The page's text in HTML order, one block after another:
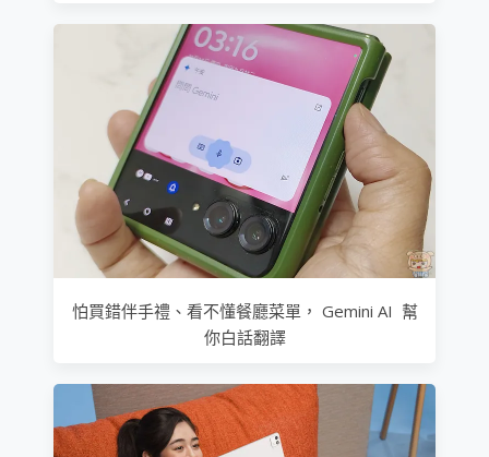
怕買錯伴手禮、看不懂餐廳菜單， Gemini AI 幫
你白話翻譯